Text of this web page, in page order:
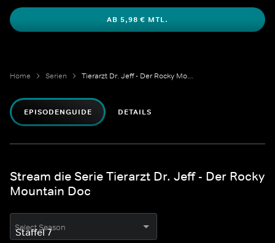
AB 5,98 € MTL.
Home Serien Tierarzt Dr. Jeff - Der Rocky Mountain Doc
EPISODENGUIDE DETAILS
Stream die Serie Tierarzt Dr. Jeff - Der Rocky
Mountain Doc
Select Season